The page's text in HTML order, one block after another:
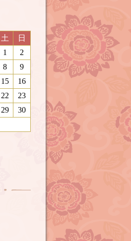
土
日
1
2
8
9
15
16
22
23
29
30